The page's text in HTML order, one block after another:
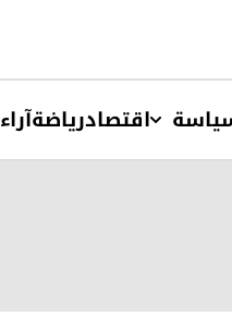
اقتصادریاضةآراء